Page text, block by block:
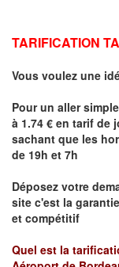
TARIFICATION
Vous voulez une
Pour un aller
à 1.74 € en tarif de
sachant que les
de 19h et 7h
Déposez votre
site c'est la
et compétitif
Quel est la